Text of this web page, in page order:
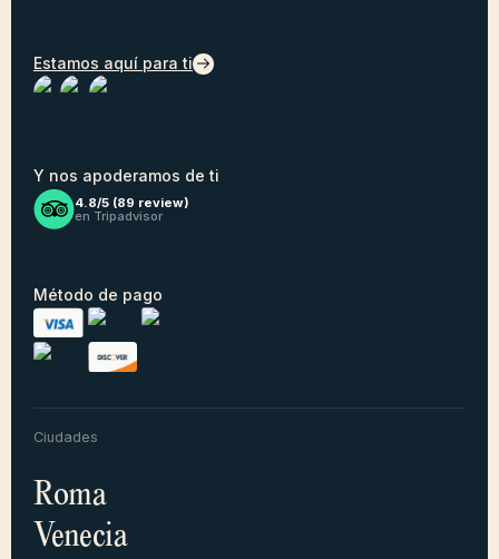
Estamos aquí para ti
Y nos apoderamos de ti
4.8/5 (89 review)
en Tripadvisor
Método de pago
Ciudades
Roma
Venecia